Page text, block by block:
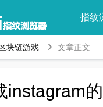
指纹
块链游戏 文章正文
instagram